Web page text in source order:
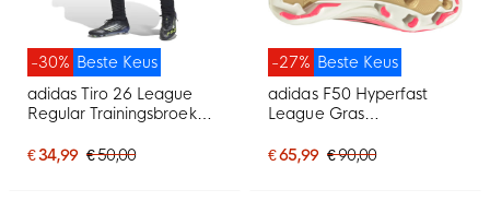
Beste Keus
-30%
adidas Tiro 26 League
Regular Trainingsbroek
€ 34,99 € 50,00
Beste Keus
-27%
adidas F50 Hyperfast
League Gras
Felroze Zwart Goud Wit
€ 65,99 € 90,00